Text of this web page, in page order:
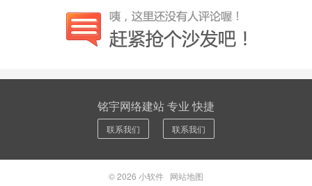
铭宇网络建站 专业 快捷
联系我们 联系我们
© 2026 小软件 网站地图